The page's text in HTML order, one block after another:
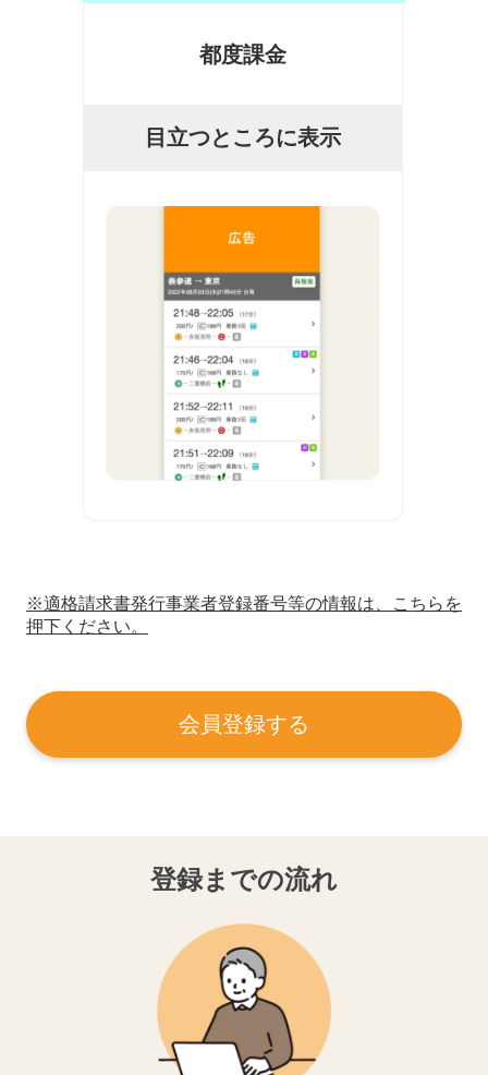
都度課金
目立つところに表示
※適格請求書発行事業者登録番号等の情報は、こちらを
押下ください。
会員登録する
登録までの流れ